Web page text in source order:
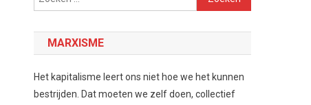
naar:
MARXISME
Het kapitalisme leert ons niet hoe we het kunnen
bestrijden. Dat moeten we zelf doen, collectief